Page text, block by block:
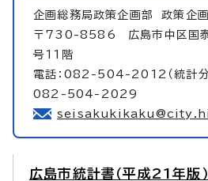
企画総務局政策企画部政策企
〒730-8586 広島市中区国
号11階
電話：082-504-2012（統計分
082-504-2029
広島市統計書（平成21年版）